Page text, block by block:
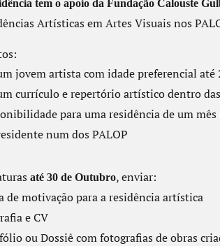
tem o apoio da Fundação Calouste
Artísticas em Artes Visuais nos
jovem artista com idade preferencial até
currículo e repertório artístico dentro
para uma residência de um mês
num dos PALOP
até 30 de Outubro, enviar:
de motivação para a residência artística
e CV
ou Dossiê com fotografias de obras